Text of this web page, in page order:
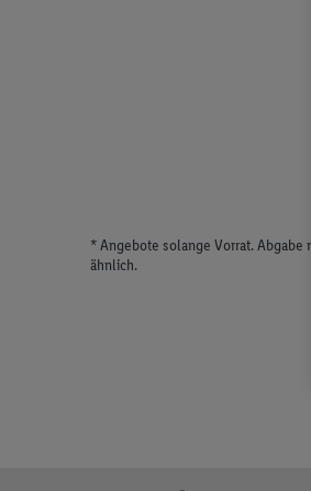
* Angebote solange Vorrat.
ähnlich.